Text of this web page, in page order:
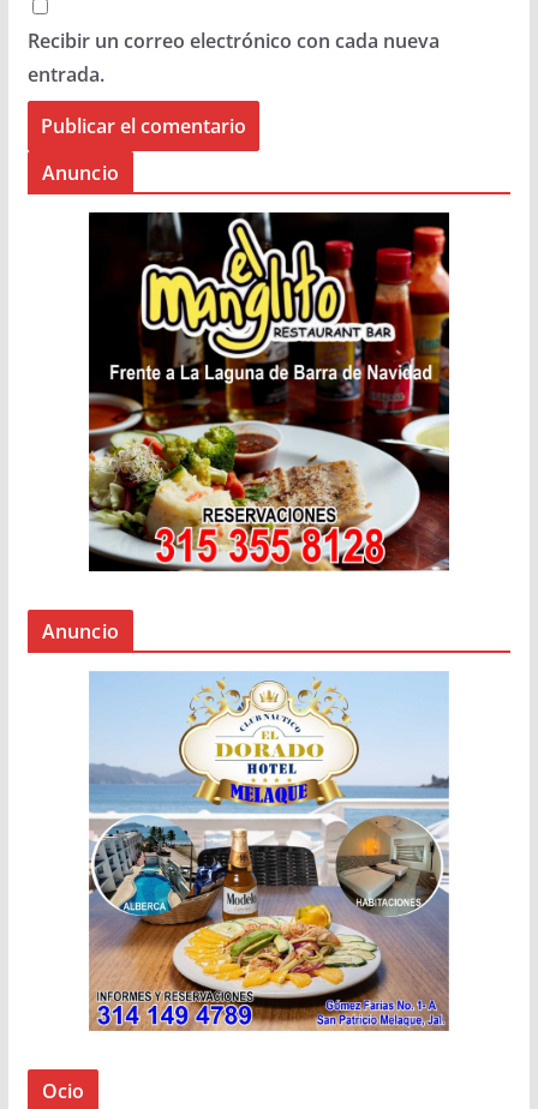
Recibir un correo electrónico con cada nueva
entrada.
Anuncio
Anuncio
Ocio